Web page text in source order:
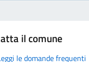
il comune
le domande frequenti